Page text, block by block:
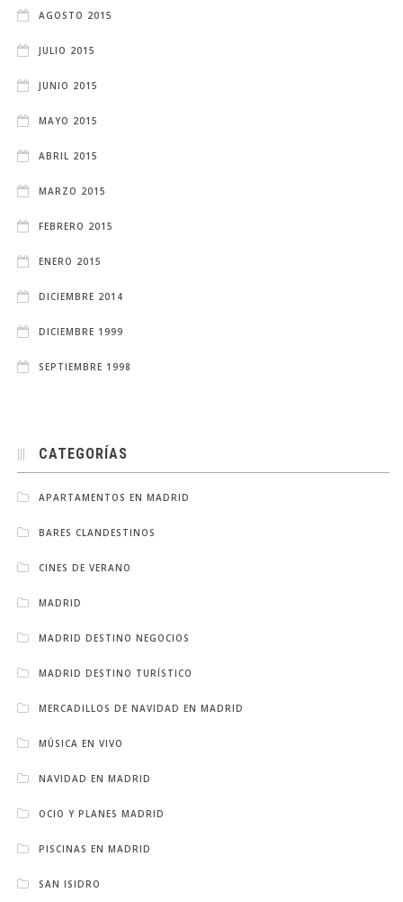
AGOSTO 2015
JULIO 2015
JUNIO 2015
MAYO 2015
ABRIL 2015
MARZO 2015
FEBRERO 2015
ENERO 2015
DICIEMBRE 2014
DICIEMBRE 1999
SEPTIEMBRE 1998
CATEGORÍAS
APARTAMENTOS EN MADRID
BARES CLANDESTINOS
CINES DE VERANO
MADRID
MADRID DESTINO NEGOCIOS
MADRID DESTINO TURÍSTICO
MERCADILLOS DE NAVIDAD EN MADRID
MÚSICA EN VIVO
NAVIDAD EN MADRID
OCIO Y PLANES MADRID
PISCINAS EN MADRID
SAN ISIDRO